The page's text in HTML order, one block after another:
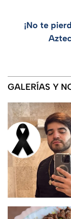
¡No te
GALERÍAS Y